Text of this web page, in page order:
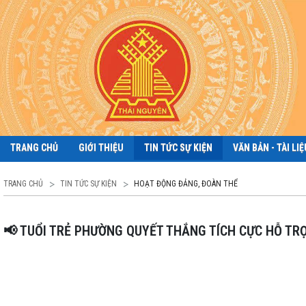
TRANG CHỦ GIỚI THIỆU TIN TỨC SỰ KIỆN VĂN BẢN - TÀI
TRANG CHỦ TIN TỨC SỰ KIỆN HOẠT ĐỘNG ĐẢNG, ĐOÀN THỂ
📢 TUỔI TRẺ PHƯỜNG QUYẾT THẮNG TÍCH CỰC HỖ